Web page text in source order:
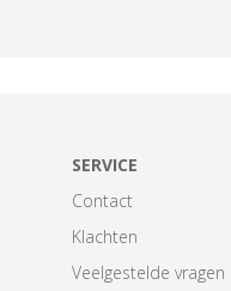
SERVICE
Contact
Klachten
Veelgestelde vragen